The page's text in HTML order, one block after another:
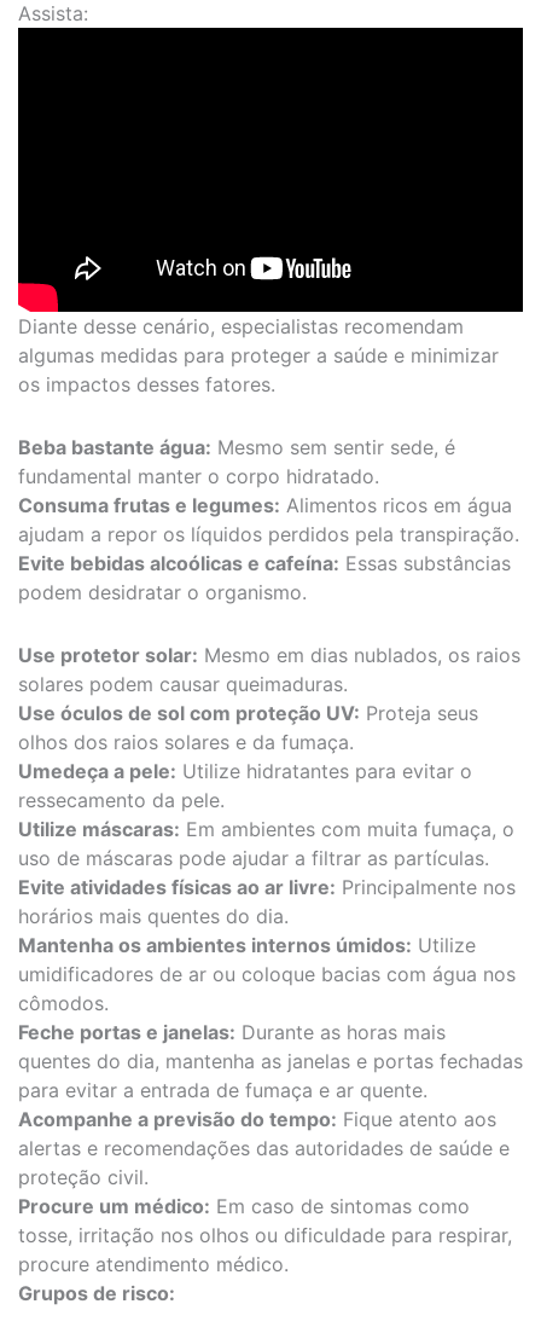
Assista:
Diante desse cenário, especialistas recomendam
algumas medidas para proteger a saúde e minimizar
os impactos desses fatores.
Beba bastante água: Mesmo sem sentir sede, é
fundamental manter o corpo hidratado.
Consuma frutas e legumes: Alimentos ricos em água
ajudam a repor os líquidos perdidos pela transpiração.
Evite bebidas alcoólicas e cafeína: Essas substâncias
podem desidratar o organismo.
Use protetor solar: Mesmo em dias nublados, os raios
solares podem causar queimaduras.
Use óculos de sol com proteção UV: Proteja seus
olhos dos raios solares e da fumaça.
Umedeça a pele: Utilize hidratantes para evitar o
ressecamento da pele.
Utilize máscaras: Em ambientes com muita fumaça, o
uso de máscaras pode ajudar a filtrar as partículas.
Evite atividades físicas ao ar livre: Principalmente nos
horários mais quentes do dia.
Mantenha os ambientes internos úmidos: Utilize
umidificadores de ar ou coloque bacias com água nos
cômodos.
Feche portas e janelas: Durante as horas mais
quentes do dia, mantenha as janelas e portas fechadas
para evitar a entrada de fumaça e ar quente.
Acompanhe a previsão do tempo: Fique atento aos
alertas e recomendações das autoridades de saúde e
proteção civil.
Procure um médico: Em caso de sintomas como
tosse, irritação nos olhos ou dificuldade para respirar,
procure atendimento médico.
Grupos de risco: